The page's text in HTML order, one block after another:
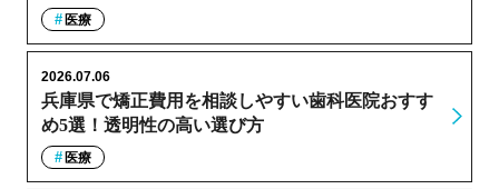
医療
兵庫県で矯正費用を相談しやすい歯科医院おすす
め5選！透明性の高い選び方
2026.07.06
医療